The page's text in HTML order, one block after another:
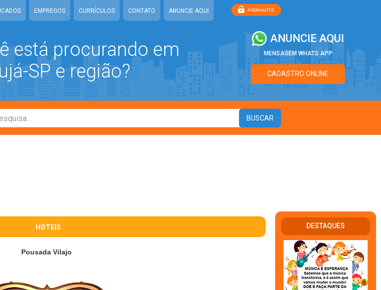
EMPREGOS CURRÍCULOS CONTATO ANUNCIE AQUI
está procurando em
SP e região?
ANUNCIE AQUI
MENSAGEM WHATS APP
CADASTRO ONLINE
HÓTEIS
Pousada Vilajo
DESTAQUES